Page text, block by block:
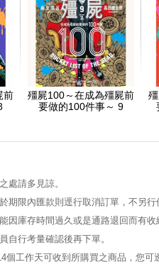
前
殭屍100～在成為殭屍前
要做的100件事～ 9
處請多見諒。
限內匯款則逕行取消訂單，不另行
因庫存時間過久或是通路退回而有
自行考量確認後再下單。
工作天可收到所購買之商品，您可